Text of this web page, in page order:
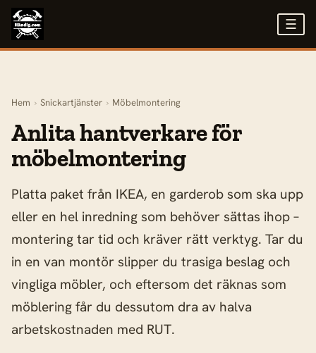
☰
Hem › Snickartjänster › Möbelmontering
Anlita hantverkare för
möbelmontering
Platta paket från IKEA, en garderob som ska upp
eller en hel inredning som behöver sättas ihop –
montering tar tid och kräver rätt verktyg. Tar du
in en van montör slipper du trasiga beslag och
vingliga möbler, och eftersom det räknas som
möblering får du dessutom dra av halva
arbetskostnaden med RUT.